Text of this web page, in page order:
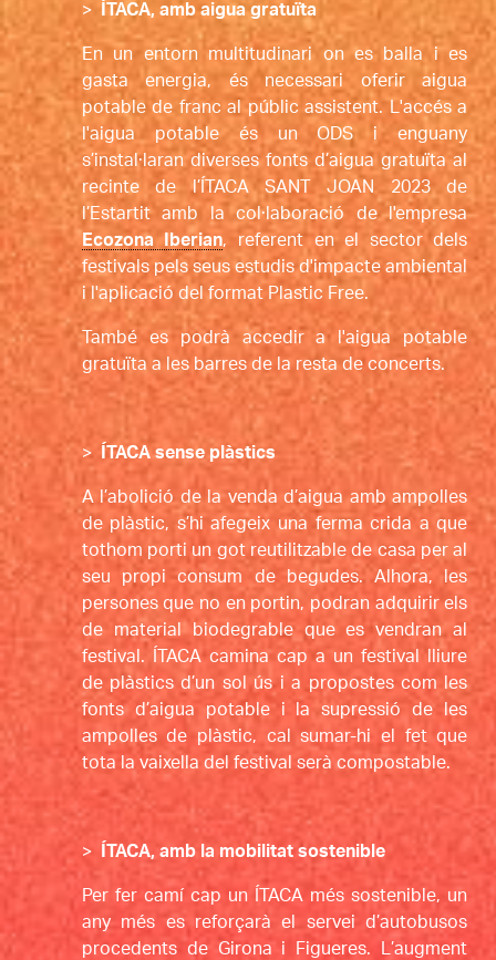
> ÍTACA, amb aigua gratuïta
En un entorn multitudinari on es balla i es
gasta energia, és necessari oferir aigua
potable de franc al públic assistent. L'accés a
l'aigua potable és un ODS i enguany
s’instal·laran diverses fonts d’aigua gratuïta al
recinte de l’ÍTACA SANT JOAN 2023 de
l’Estartit amb la col·laboració de l'empresa
Ecozona Iberian, referent en el sector dels
festivals pels seus estudis d'impacte ambiental
i l'aplicació del format Plastic Free.
També es podrà accedir a l'aigua potable
gratuïta a les barres de la resta de concerts.
> ÍTACA sense plàstics
A l’abolició de la venda d’aigua amb ampolles
de plàstic, s’hi afegeix una ferma crida a que
tothom porti un got reutilitzable de casa per al
seu propi consum de begudes. Alhora, les
persones que no en portin, podran adquirir els
de material biodegrable que es vendran al
festival. ÍTACA camina cap a un festival lliure
de plàstics d’un sol ús i a propostes com les
fonts d’aigua potable i la supressió de les
ampolles de plàstic, cal sumar-hi el fet que
tota la vaixella del festival serà compostable.
> ÍTACA, amb la mobilitat sostenible
Per fer camí cap un ÍTACA més sostenible, un
any més es reforçarà el servei d’autobusos
procedents de Girona i Figueres. L’augment